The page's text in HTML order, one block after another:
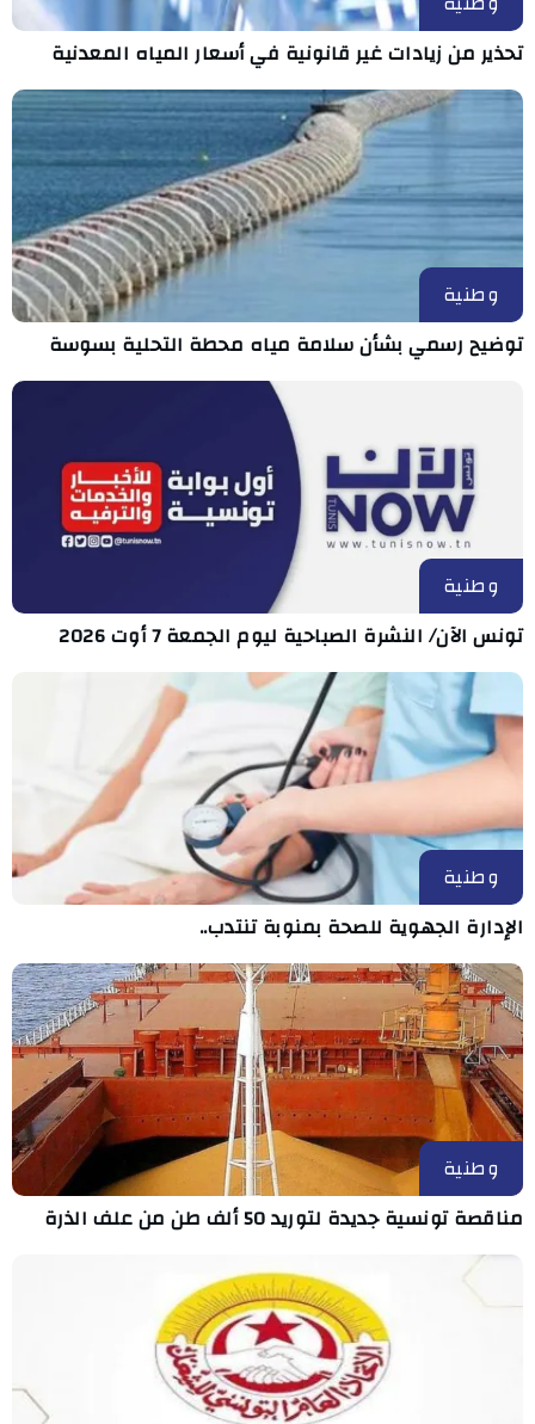
تحذير من زيادات غير قانونية في أسعار المياه المعدنية
وطنية
توضيح رسمي بشأن سلامة مياه محطة التحلية بسوسة
وطنية
تونس الآن/ النشرة الصباحية ليوم الجمعة 7 أوت 2026
وطنية
الإدارة الجهوية للصحة بمنوبة تنتدب..
وطنية
مناقصة تونسية جديدة لتوريد 50 ألف طن من علف الذرة